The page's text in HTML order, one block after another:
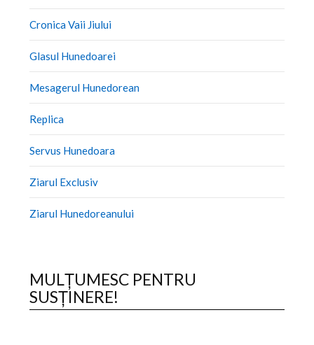
Cronica Vaii Jiului
Glasul Hunedoarei
Mesagerul Hunedorean
Replica
Servus Hunedoara
Ziarul Exclusiv
Ziarul Hunedoreanului
MULȚUMESC PENTRU
SUSȚINERE!